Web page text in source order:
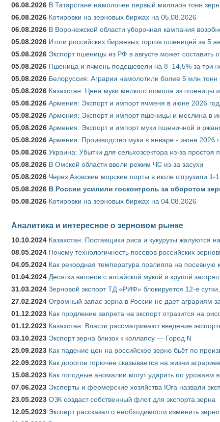
06.08.2026 В Татарстане намолочен первый миллион тонн
06.08.2026 Котировки на зерновых биржах на 05.08.2026
06.08.2026 В Воронежской области уборочная кампания
05.08.2026 Итоги российских биржевых торгов пшеницей за 5
05.08.2026 Экспорт пшеницы из РФ в августе может составить
05.08.2026 Пшеница и ячмень подешевели на 8–14,5% за три
05.08.2026 Белоруссия: Аграрии намолотили более 5 млн тонн
05.08.2026 Казахстан: Цена муки мелкого помола из пшеницы
05.08.2026 Армения: Экспорт и импорт ячменя в июне 2026
05.08.2026 Армения: Экспорт и импорт пшеницы и меслина в
05.08.2026 Армения: Экспорт и импорт муки пшеничной и
05.08.2026 Армения: Производство муки в январе - июне 2026
05.08.2026 Украина: Убытки для сельхозсектора из-за простоя
05.08.2026 В Омской области ввели режим ЧС из-за засухи
05.08.2026 Через Азовские морские порты в июле отгрузили
05.08.2026 В России усилили госконтроль за оборотом
05.08.2026 Котировки на зерновых биржах на 04.08.2026
Аналитика и интересное о зерновом рынке
10.10.2024 Казахстан: Поставщики риса и кукурузы жалуются
08.05.2024 Почему технологичность посевов российских
04.05.2024 Как рекордная температура повлияла на
01.04.2024 Десятки вагонов с алтайской мукой и крупой
31.03.2024 Зерновой экспорт ТД «РИФ» блокируется 12-е
27.02.2024 Огромный запас зерна в России не дает аграриям
01.12.2023 Как продление запрета на экспорт отразится на
01.12.2023 Казахстан: Власти рассматривают введение
03.10.2023 Экспорт зерна близок к коллапсу — Город N
25.09.2023 Как падение цен на российское зерно бьёт по
22.09.2023 Как дорогое горючее сказывается на жизни аграриев
15.08.2023 Как погодные аномалии могут ударить по урожаям
07.06.2023 Эксперты и фермерские хозяйства Юга назвали
23.05.2023 ОЗК создаст собственный флот для экспорта зерна
12.05.2023 Эксперт рассказал о необходимости изменить